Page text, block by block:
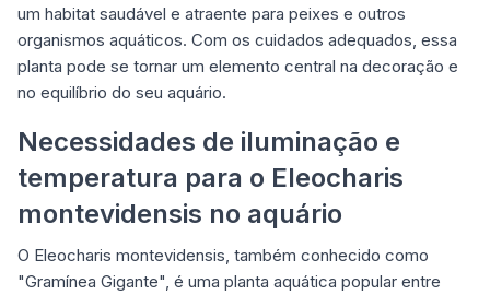
um habitat saudável e atraente para peixes e outros
organismos aquáticos. Com os cuidados adequados, essa
planta pode se tornar um elemento central na decoração e
no equilíbrio do seu aquário.
Necessidades de iluminação e
temperatura para o Eleocharis
montevidensis no aquário
O Eleocharis montevidensis, também conhecido como
"Gramínea Gigante", é uma planta aquática popular entre